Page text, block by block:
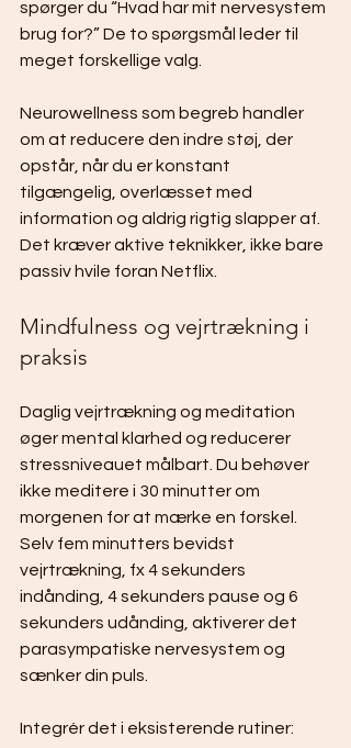
spørger du “Hvad har mit nervesystem
brug for?” De to spørgsmål leder til
meget forskellige valg.
Neurowellness som begreb handler
om at reducere den indre støj, der
opstår, når du er konstant
tilgængelig, overlæsset med
information og aldrig rigtig slapper af.
Det kræver aktive teknikker, ikke bare
passiv hvile foran Netflix.
Mindfulness og vejrtrækning i
praksis
Daglig vejrtrækning og meditation
øger mental klarhed og reducerer
stressniveauet målbart. Du behøver
ikke meditere i 30 minutter om
morgenen for at mærke en forskel.
Selv fem minutters bevidst
vejrtrækning, fx 4 sekunders
indånding, 4 sekunders pause og 6
sekunders udånding, aktiverer det
parasympatiske nervesystem og
sænker din puls.
Integrér det i eksisterende rutiner: